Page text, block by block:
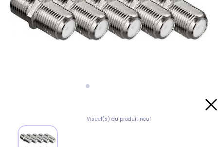
Visuel(s) du produit neuf